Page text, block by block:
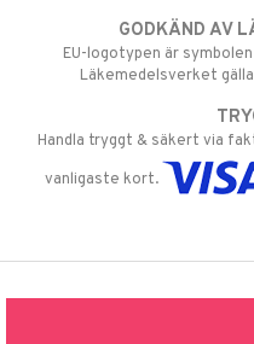
GODKÄND AV
EU-logotypen är
Läkemedelsverket
Handla tryggt & säkert via
vanligaste kort.